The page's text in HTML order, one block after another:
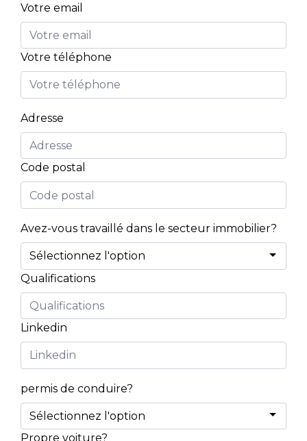
Votre email
Votre téléphone
Adresse
Code postal
Avez-vous travaillé dans le secteur immobilier?
Qualifications
Linkedin
permis de conduire?
Propre voiture?